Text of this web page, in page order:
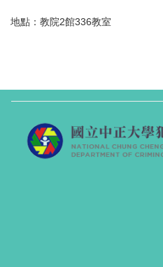
地點：教院2館336教室